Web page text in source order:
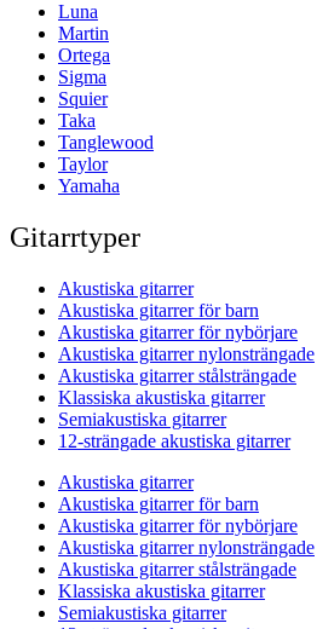
Luna
Martin
Ortega
Sigma
Squier
Taka
Tanglewood
Taylor
Yamaha
Gitarrtyper
Akustiska gitarrer
Akustiska gitarrer för barn
Akustiska gitarrer för nybörjare
Akustiska gitarrer nylonsträngade
Akustiska gitarrer stålsträngade
Klassiska akustiska gitarrer
Semiakustiska gitarrer
12-strängade akustiska gitarrer
Akustiska gitarrer
Akustiska gitarrer för barn
Akustiska gitarrer för nybörjare
Akustiska gitarrer nylonsträngade
Akustiska gitarrer stålsträngade
Klassiska akustiska gitarrer
Semiakustiska gitarrer